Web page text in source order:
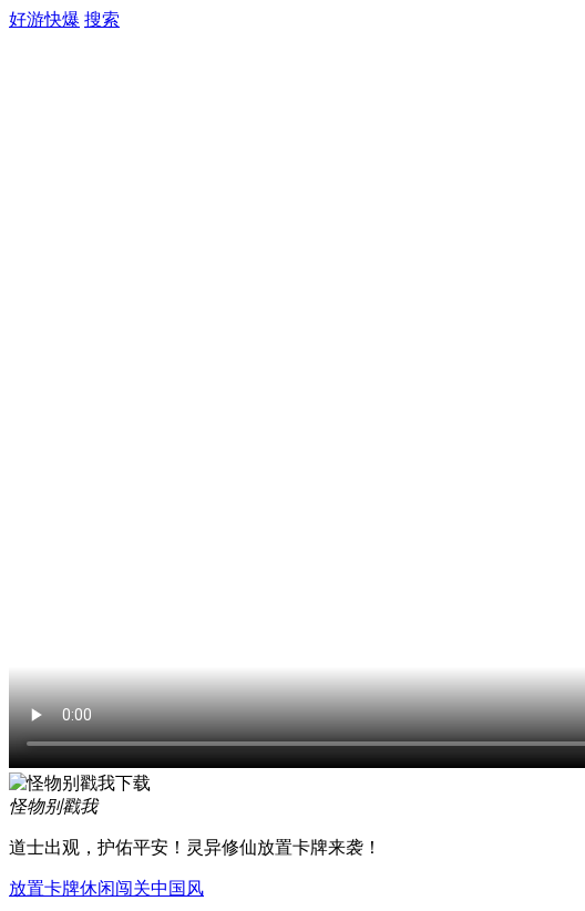
好游快爆 搜索
怪物别戳我
道士出观，护佑平安！灵异修仙放置卡牌来袭！
放置卡牌休闲闯关中国风